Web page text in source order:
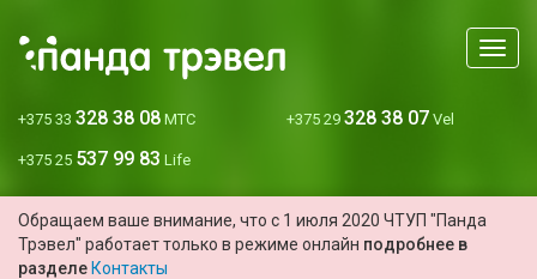
Меню
+375 33 328 38 08 МТС +375 29 328 38 07 Vel
+375 25 537 99 83 Life
Обращаем ваше внимание, что с 1 июля 2020 ЧТУП "Панда
Трэвел" работает только в режиме онлайн подробнее в
разделе Контакты